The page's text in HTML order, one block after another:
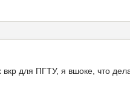
для ПГТУ, я вшоке, что